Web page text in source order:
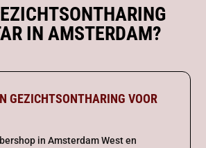
IN AMSTERDAM?
GEZICHTSONTHARING VOOR
in Amsterdam West en